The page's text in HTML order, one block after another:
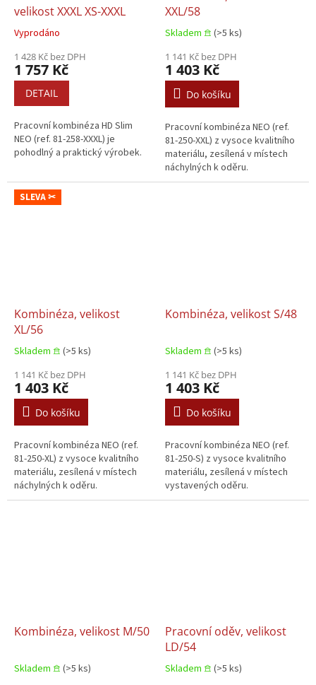
velikost XXXL XS-XXXL
Vyprodáno
1 428 Kč bez DPH
1 757 Kč
DETAIL
Pracovní kombinéza HD Slim
NEO (ref. 81-258-XXXL) je
pohodlný a praktický výrobek.
XXL/58
Skladem 𖠿 (>5 ks)
1 141 Kč bez DPH
1 403 Kč
Do košíku
Pracovní kombinéza NEO (ref.
81-250-XXL) z vysoce kvalitního
materiálu, zesílená v místech
náchylných k oděru.
SLEVA ✂
Kombinéza, velikost
XL/56
Skladem 𖠿 (>5 ks)
1 141 Kč bez DPH
1 403 Kč
Do košíku
Pracovní kombinéza NEO (ref.
81-250-XL) z vysoce kvalitního
materiálu, zesílená v místech
náchylných k oděru.
Kombinéza, velikost S/48
Skladem 𖠿 (>5 ks)
1 141 Kč bez DPH
1 403 Kč
Do košíku
Pracovní kombinéza NEO (ref.
81-250-S) z vysoce kvalitního
materiálu, zesílená v místech
vystavených oděru.
Kombinéza, velikost M/50
Skladem 𖠿 (>5 ks)
Pracovní oděv, velikost
LD/54
Skladem 𖠿 (>5 ks)